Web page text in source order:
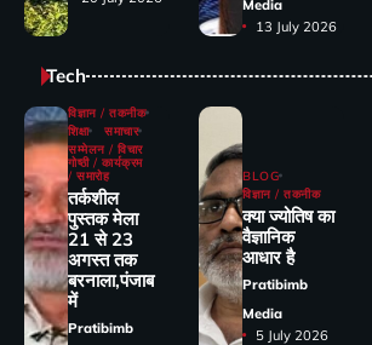
Media
13 July 2026
Tech
विज्ञान / तकनीक
शिक्षा
समाचार
सम्मेलन / विचार
गोष्ठी / कार्यक्रम
/ समारोह
तर्कशील
पुस्तक मेला
21 से 23
अगस्त तक
बरनाला,पंजाब
में
Pratibimb
BLOG
विज्ञान / तकनीक
क्या ज्योतिष का
वैज्ञानिक
आधार है
Pratibimb
Media
5 July 2026